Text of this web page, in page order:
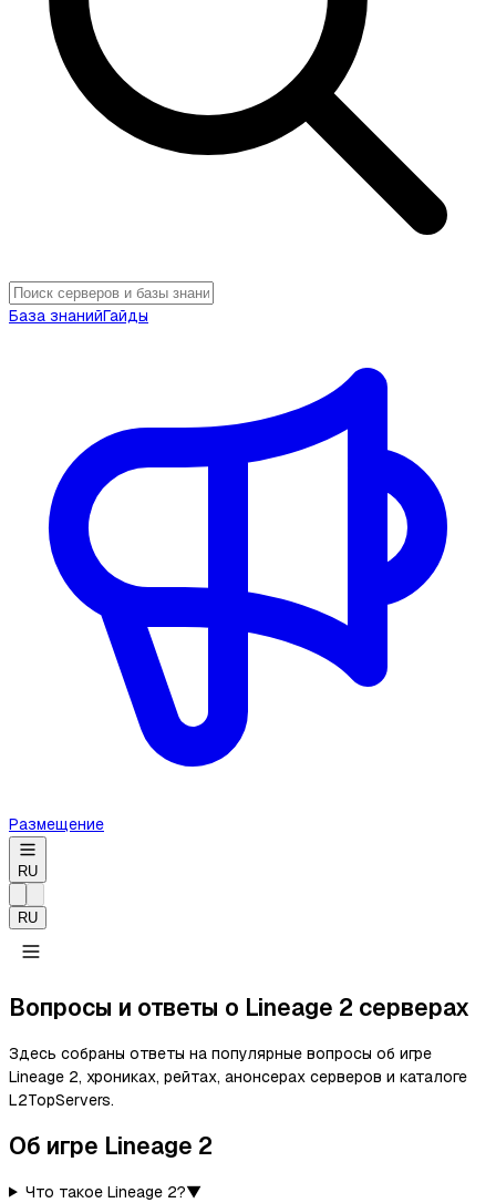
База знанийГайды
Размещение
RU
RU
Вопросы и ответы о Lineage 2 серверах
Здесь собраны ответы на популярные вопросы об игре
Lineage 2, хрониках, рейтах, анонсерах серверов и каталоге
L2TopServers.
Об игре Lineage 2
Что такое Lineage 2?▼